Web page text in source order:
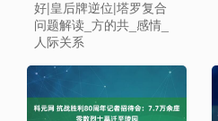
好|皇后牌逆位|塔罗复合
问题解读_方的共_感情_
人际关系